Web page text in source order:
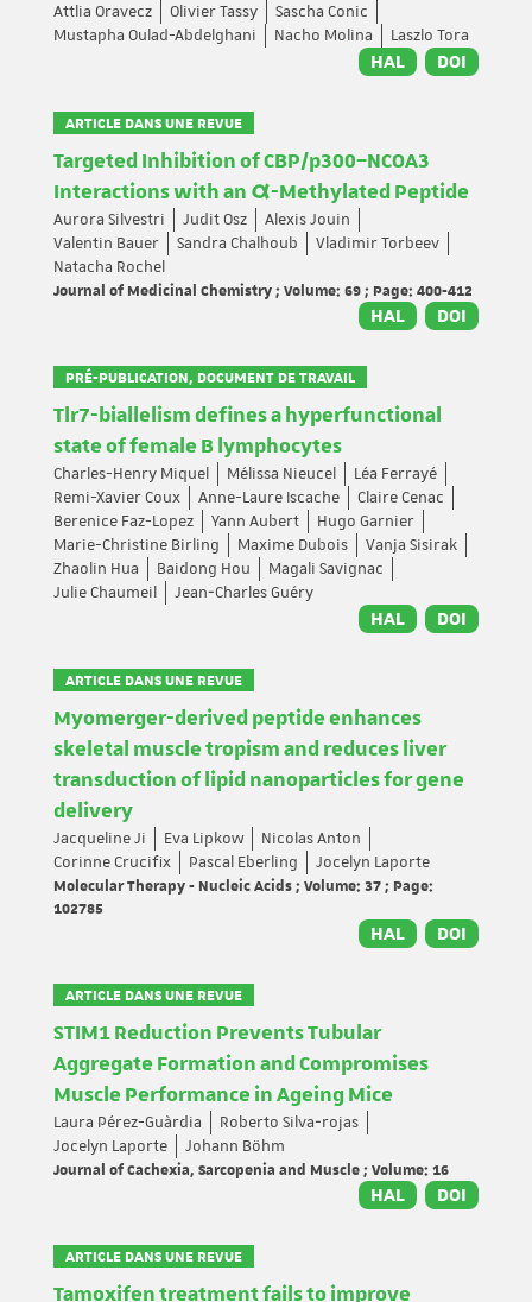
Attlia Oravecz Olivier Tassy
Sascha Conic
Mustapha Oulad-Abdelghani
Nacho Molina Laszlo Tora
HAL DOI
ARTICLE DANS UNE REVUE
Targeted Inhibition of CBP/p300–NCOA3
Interactions with an α-Methylated Peptide
Aurora Silvestri Judit Osz
Alexis Jouin
Valentin Bauer
Sandra Chalhoub
Vladimir Torbeev
Natacha Rochel
Journal of Medicinal Chemistry ; Volume: 69 ; Page: 400-412
HAL DOI
PRÉ-PUBLICATION, DOCUMENT DE TRAVAIL
Tlr7-biallelism defines a hyperfunctional
state of female B lymphocytes
Charles-Henry Miquel Mélissa Nieucel
Léa Ferrayé
Remi-Xavier Coux
Anne-Laure Iscache
Claire Cenac
Berenice Faz-Lopez
Yann Aubert
Hugo Garnier
Marie-Christine Birling
Maxime Dubois
Vanja Sisirak
Zhaolin Hua
Baidong Hou
Magali Savignac
Julie Chaumeil
Jean‐Charles Guéry
HAL DOI
ARTICLE DANS UNE REVUE
Myomerger-derived peptide enhances
skeletal muscle tropism and reduces liver
transduction of lipid nanoparticles for gene
delivery
Jacqueline Ji Eva Lipkow
Nicolas Anton
Corinne Crucifix
Pascal Eberling
Jocelyn Laporte
Molecular Therapy - Nucleic Acids ; Volume: 37 ; Page:
102785
HAL DOI
ARTICLE DANS UNE REVUE
STIM1 Reduction Prevents Tubular
Aggregate Formation and Compromises
Muscle Performance in Ageing Mice
Laura Pérez-Guàrdia
Roberto Silva‐rojas
Jocelyn Laporte
Johann Böhm
Journal of Cachexia, Sarcopenia and Muscle ; Volume: 16
HAL DOI
ARTICLE DANS UNE REVUE
Tamoxifen treatment fails to improve